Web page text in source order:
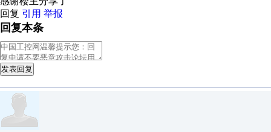
回复 引用 举报
回复本条
发表回复